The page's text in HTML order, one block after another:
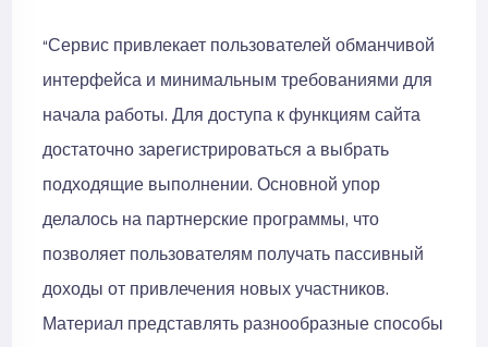
“Сервис привлекает пользователей обманчивой
интерфейса и минимальным требованиями для
начала работы. Для доступа к функциям сайта
достаточно зарегистрироваться а выбрать
подходящие выполнении. Основной упор
делалось на партнерские программы, что
позволяет пользователям получать пассивный
доходы от привлечения новых участников.
Материал представлять разнообразные способы